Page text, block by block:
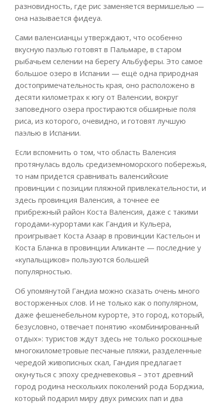
разновидность, где рис заменяется вермишелью —
она называется фидеуа.
Сами валенсианцы утверждают, что особенно
вкусную паэлью готовят в Пальмаре, в старом
рыбачьем селении на берегу Альбуферы. Это самое
большое озеро в Испании — ещё одна природная
достопримечательность края, оно расположено в
десяти километрах к югу от Валенсии, вокруг
заповедного озера простираются обширные поля
риса, из которого, очевидно, и готовят лучшую
паэлью в Испании.
Если вспомнить о том, что область Валенсия
протянулась вдоль средиземноморского побережья,
то нам придется сравнивать валенсийские
провинции с позиции пляжной привлекательности, и
здесь провинция Валенсия, а точнее ее
прибрежный район Коста Валенсия, даже с такими
городами-курортами как Гандия и Кульера,
проигрывает Коста Азаар в провинции Кастельон и
Коста Бланка в провинции Аликанте — последние у
«купальщиков» пользуются большей
популярностью.
Об упомянутой Гандиа можно сказать очень много
восторженных слов. И не только как о популярном,
даже фешенебельном курорте, это город, который,
безусловно, отвечает понятию «комбинированный
отдых»: туристов ждут здесь не только роскошные
многокилометровые песчаные пляжи, разделенные
чередой живописных скал, Гандия предлагает
окунуться с эпоху средневековья – этот древний
город родина нескольких поколений рода Борджиа,
который подарил миру двух римских пап и два